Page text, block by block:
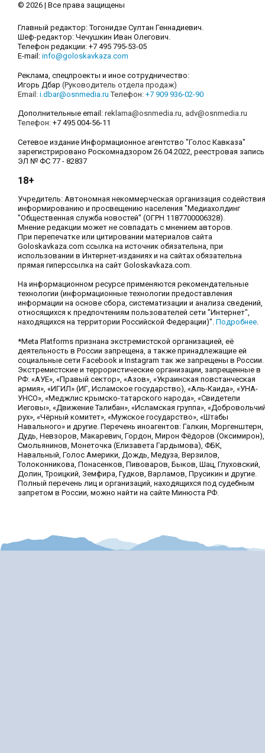
© 2026 | Все права защищены
Главный редактор: Тогонидзе Султан Геннадиевич.
Шеф-редактор: Чечушкин Иван Олегович.
Телефон редакции: +7 495 795-53-05
E-mail: info@goloskavkaza.com
Реклама, спецпроекты и иное сотрудничество:
Игорь Дбар (Руководитель отдела продаж)
Email: i.dbar@osnmedia.ru Телефон: +7 909 936-02-90
Дополнительные email: reklama@osnmedia.ru, adv@osnmedia.ru
Телефон: +7 495 004-56-11
Сетевое издание Информационное агентство "Голос Кавказа"
зарегистрировано Роскомнадзором 26.04.2022, реестровая запись
ЭЛ № ФС 77 - 82837
18+
Учредитель: Автономная некоммерческая организация содействия
информированию и просвещению населения "Медиахолдинг
"Общественная служба новостей" (ОГРН 1187700006328).
Мнение редакции может не совпадать с мнением авторов.
При перепечатке или цитировании материалов сайта
Goloskavkaza.com ссылка на источник обязательна, при
использовании в Интернет-изданиях и на сайтах обязательна
прямая гиперссылка на сайт Goloskavkaza.com.
На информационном ресурсе применяются рекомендательные
технологии (информационные технологии предоставления
информации на основе сбора, систематизации и анализа сведений,
относящихся к предпочтениям пользователей сети "Интернет",
находящихся на территории Российской Федерации)". Подробнее.
*Meta Platforms признана экстремистской организацией, её
деятельность в России запрещена, а также принадлежащие ей
социальные сети Facebook и Instagram так же запрещены в России.
Экстремистские и террористические организации, запрещенные в
РФ: «АУЕ», «Правый сектор», «Азов», «Украинская повстанческая
армия», «ИГИЛ» (ИГ, Исламское государство), «Аль-Каида», «УНА-
УНСО», «Меджлис крымско-татарского народа», «Свидетели
Иеговы», «Движение Талибан», «Исламская группа»,
рух», «Чёрный комитет», «Мужское государство», «Штабы
Навального» и другие. Перечень иноагентов: Галкин, Моргенштерн,
Дудь, Невзоров, Макаревич, Гордон, Мирон Фёдоров (Оксимирон),
Смольянинов, Монеточка (Елизавета Гардымова), ФБК,
Навальный, Голос Америки, Дождь, Медуза, Верзилов,
Толоконникова, Понасенков, Пивоваров, Быков, Шац, Глуховский,
Долин, Троицкий, Земфира, Гудков, Варламов, Прусикин и другие.
Полный перечень лиц и организаций, находящихся под судебным
запретом в России, можно найти на сайте Минюста РФ.